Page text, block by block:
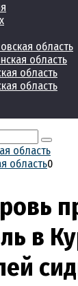
область
область
область
область
область
область0
в